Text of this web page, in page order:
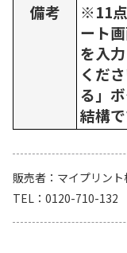
備考
※11
ート
を入
くだ
る」
結構で
販売者
マイプリン
TEL
0120-710-132